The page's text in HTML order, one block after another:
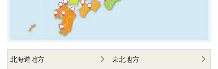
北海道地方 東北地方